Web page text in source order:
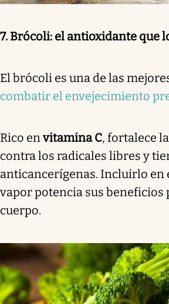
7. Brócoli: el antioxidante que
El brócoli es una de las
combatir el envejecimiento
Rico envitamina C, fortalece
contra los radicales libres y
anticancerígenas. Incluirlo en
vapor potencia sus beneficios
cuerpo.